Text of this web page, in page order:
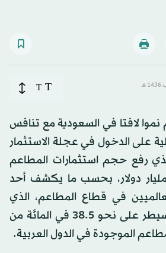
T
T
لافتا في السعودية مع تنافس
على الدخول في عجلة الاستثمار
الذي رفع حجم استثمارات المطاعم
لتلامس حدود الـ17 مليار دولار، بحسب ما يكشف أحد
في قطاع المطاعم، الذي
أفاد بأن السعودية تسيطر على نحو 38.5 في المائة من
الموجودة في الدول العربية.